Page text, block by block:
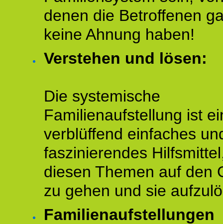
denen die Betroffenen
keine Ahnung haben!
Verstehen und lösen:
Die systemische
Familienaufstellung ist
verblüffend einfaches
faszinierendes
diesen Themen auf den
zu gehen und sie
Familienaufstellungen